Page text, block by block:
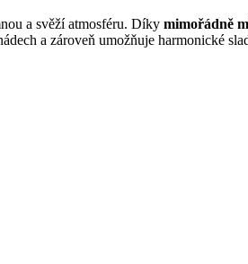
a svěží atmosféru. Díky mimořádně
a zároveň umožňuje harmonické